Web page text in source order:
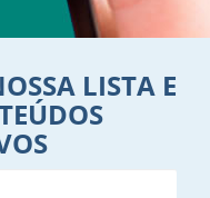
LISTA E